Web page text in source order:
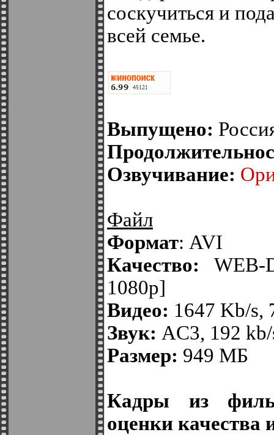
соскучиться и
всей семье.
Выпущено:
Озвучивание:
Файл
Формат: AVI
Качество:
1080p]
Видео: 1647 Kb/s,
Звук: AC3, 192
Размер: 949 МБ
Кадры из
оценки качества